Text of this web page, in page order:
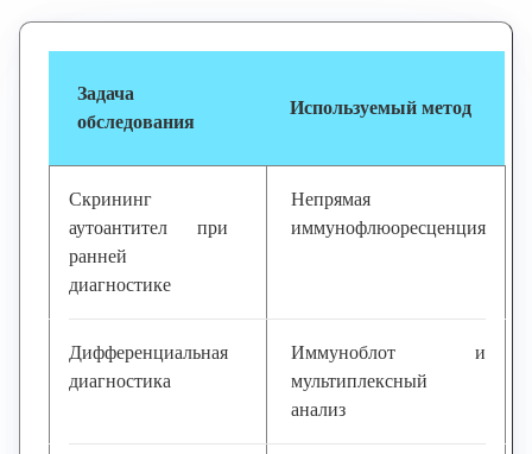
Задача
обследования
Используемый метод
Скрининг
аутоантител при
ранней
диагностике
Непрямая
иммунофлюоресценция
Дифференциальная
диагностика
Иммуноблот и
мультиплексный
анализ